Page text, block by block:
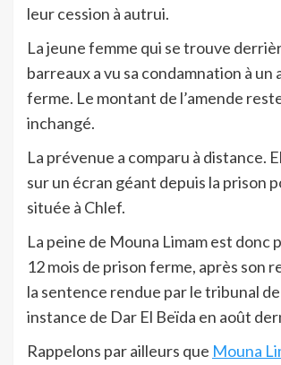
leur cession à autrui.
La jeune femme qui se trouve
barreaux a vu sa condamnation à un
ferme. Le montant de l’amende
inchangé.
La prévenue a comparu à distance.
sur un écran géant depuis la prison
située à Chlef.
La peine de Mouna Limam est donc
12 mois de prison ferme, après son
la sentence rendue par le tribunal
instance de Dar El Beïda en août
Rappelons par ailleurs que Mouna